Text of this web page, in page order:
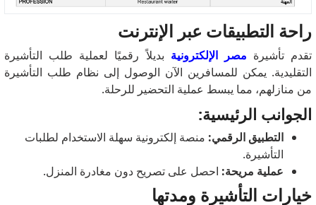
راحة التطبيقات عبر الإنترنت
تقدم تأشيرة مصر الإلكترونية بديلاً رقميًا لعملية طلب التأشيرة
التقليدية. يمكن للمسافرين الآن الوصول إلى نظام طلب التأشيرة
من منازلهم، مما يبسط عملية التحضير للرحلة.
الجوانب الرئيسية:
التطبيق الرقمي: منصة إلكترونية سهلة الاستخدام لطلبات
التأشيرة.
عملية مريحة: احصل على تصريح دون مغادرة المنزل.
خيارات التأشيرة ومدتها